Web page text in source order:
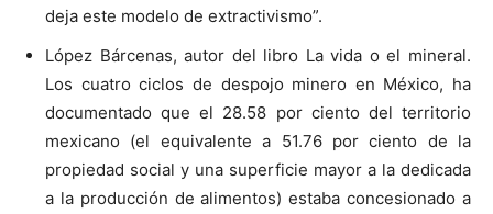
deja este modelo de extractivismo”.
López Bárcenas, autor del libro La vida o el mineral.
Los cuatro ciclos de despojo minero en México, ha
documentado que el 28.58 por ciento del territorio
mexicano (el equivalente a 51.76 por ciento de la
propiedad social y una superficie mayor a la dedicada
a la producción de alimentos) estaba concesionado a